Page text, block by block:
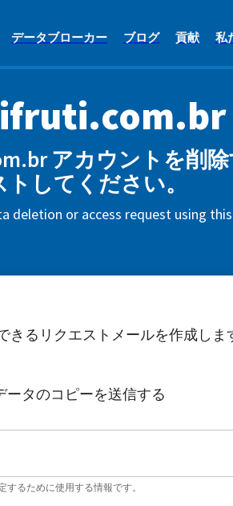
データブローカー ブログ 貢献 私
アカウントを削
してください。
deletion or access request using
るリクエストメールを作成しま
ータのコピーを送信する
るために使用する情報です。